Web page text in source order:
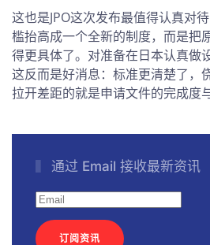
这也是JPO这次发布最值得认真对
槛抬高成一个全新的制度，而是把
得更具体了。对准备在日本认真做
这反而是好消息：标准更清楚了，
拉开差距的就是申请文件的完成度
通过 Email 接收最新资讯
订阅资讯